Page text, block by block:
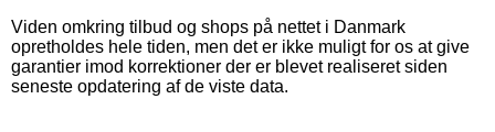
Viden omkring tilbud og shops på nettet i Danmark
opretholdes hele tiden, men det er ikke muligt for os at give
garantier imod korrektioner der er blevet realiseret siden
seneste opdatering af de viste data.